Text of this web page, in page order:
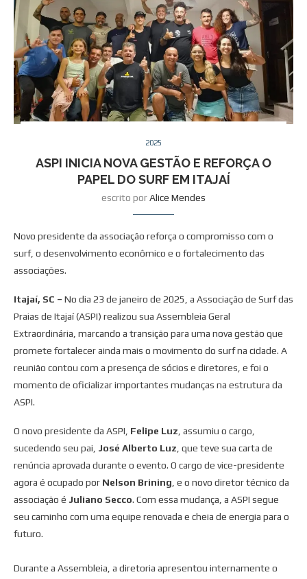
2025
ASPI INICIA NOVA GESTÃO E REFORÇA O
PAPEL DO SURF EM ITAJAÍ
escrito porAlice Mendes
Novo presidente da associação reforça o compromisso com o
surf, o desenvolvimento econômico e o fortalecimento das
associações.
Itajaí, SC – No dia 23 de janeiro de 2025, a Associação de Surf das
Praias de Itajaí (ASPI) realizou sua Assembleia Geral
Extraordinária, marcando a transição para uma nova gestão que
promete fortalecer ainda mais o movimento do surf na cidade. A
reunião contou com a presença de sócios e diretores, e foi o
momento de oficializar importantes mudanças na estrutura da
ASPI.
O novo presidente da ASPI, Felipe Luz, assumiu o cargo,
sucedendo seu pai, José Alberto Luz, que teve sua carta de
renúncia aprovada durante o evento. O cargo de vice-presidente
agora é ocupado por Nelson Brining, e o novo diretor técnico da
associação é Juliano Secco. Com essa mudança, a ASPI segue
seu caminho com uma equipe renovada e cheia de energia para o
futuro.
Durante a Assembleia, a diretoria apresentou internamente o